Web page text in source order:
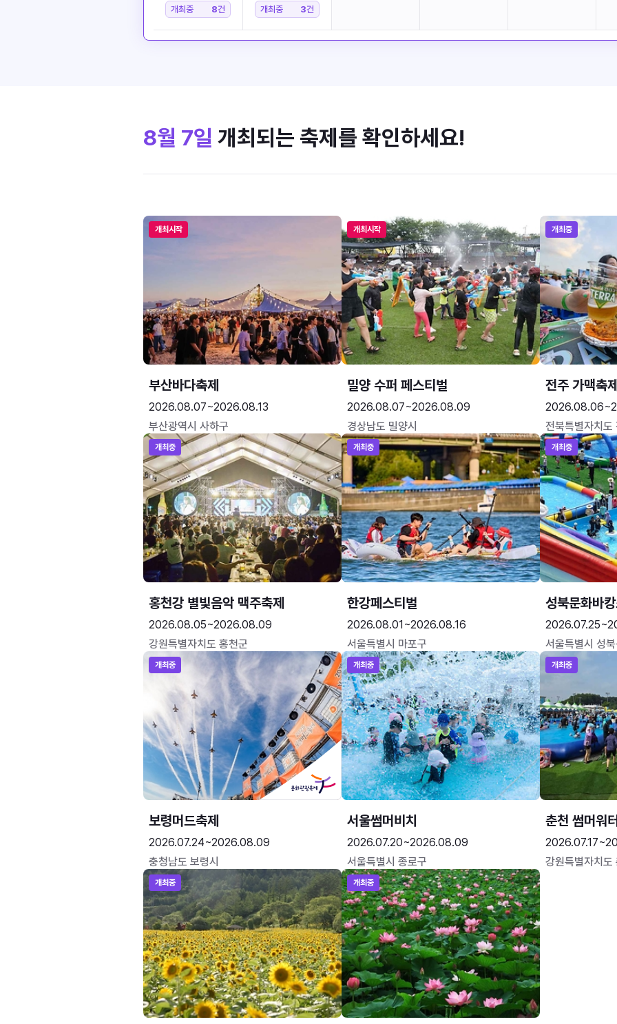
개최중 8건 개최중 3건
8월 7일 개최되는 축제를 확인하세요!
개최시작
부산바다축제
2026.08.07~2026.08.13
부산광역시 사하구
개최시작
밀양 수퍼 페스티벌
2026.08.07~2026.08.09
경상남도 밀양시
개최중
전주 가맥축
전북특별자치도
개최중
홍천강 별빛음악 맥주축제
2026.08.05~2026.08.09
강원특별자치도 홍천군
개최중
한강페스티벌
2026.08.01~2026.08.16
서울특별시 마포구
개최중
성북문화바
서울특별시 성
개최중
보령머드축제
2026.07.24~2026.08.09
충청남도 보령시
개최중
서울썸머비치
2026.07.20~2026.08.09
서울특별시 종로구
개최중
춘천 썸머워
강원특별자치도
개최중 개최중